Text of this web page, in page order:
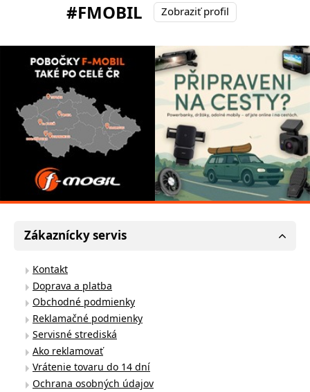
#FMOBIL
Zobraziť profil
Zákaznícky servis
Kontakt
Doprava a platba
Obchodné podmienky
Reklamačné podmienky
Servisné strediská
Ako reklamovať
Vrátenie tovaru do 14 dní
Ochrana osobných údajov